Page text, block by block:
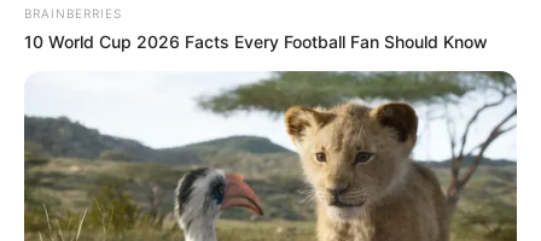
BRAINBERRIES
10 World Cup 2026 Facts Every Football Fan Should Know